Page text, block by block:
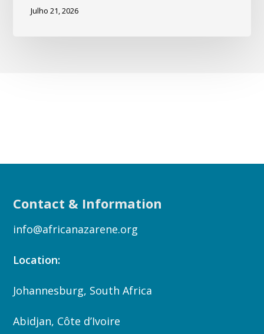
Julho 21, 2026
Contact & Information
info@africanazarene.org
Location:
Johannesburg, South Africa
Abidjan, Côte d’Ivoire